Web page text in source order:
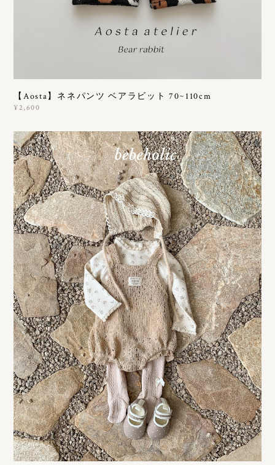
【Aosta】ネネパンツ ベアラビット 70~110cm
¥2,600